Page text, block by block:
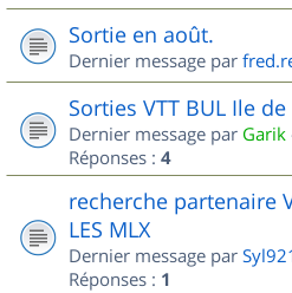
Sortie en août.
Dernier message par
Sorties VTT BUL Ile
Dernier message par Garik
Réponses : 4
recherche partenaire
LES MLX
Dernier message par
Réponses : 1